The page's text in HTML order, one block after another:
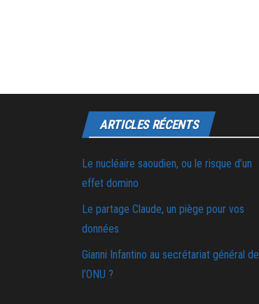
ARTICLES RÉCENTS
Le nucléaire saoudien, ou le risque d’un
effet domino
Le partage Claude, un piège pour vos
données
Gianni Infantino au secrétariat général de
l’ONU ?